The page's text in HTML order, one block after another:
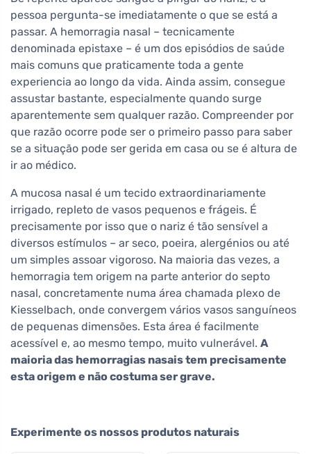
pessoa pergunta-se imediatamente o que se está a
passar. A hemorragia nasal – tecnicamente
denominada epistaxe – é um dos episódios de saúde
mais comuns que praticamente toda a gente
experiencia ao longo da vida. Ainda assim, consegue
assustar bastante, especialmente quando surge
aparentemente sem qualquer razão. Compreender por
que razão ocorre pode ser o primeiro passo para saber
se a situação pode ser gerida em casa ou se é altura de
ir ao médico.
A mucosa nasal é um tecido extraordinariamente
irrigado, repleto de vasos pequenos e frágeis. É
precisamente por isso que o nariz é tão sensível a
diversos estímulos – ar seco, poeira, alergénios ou até
um simples assoar vigoroso. Na maioria das vezes, a
hemorragia tem origem na parte anterior do septo
nasal, concretamente numa área chamada plexo de
Kiesselbach, onde convergem vários vasos sanguíneos
de pequenas dimensões. Esta área é facilmente
acessível e, ao mesmo tempo, muito vulnerável. A
maioria das hemorragias nasais tem precisamente
esta origem e não costuma ser grave.
Experimente os nossos produtos naturais